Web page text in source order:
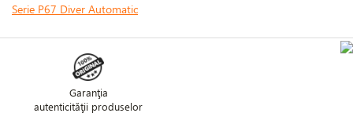
Serie P67 Diver Automatic
Garanţia
autenticităţii produselor